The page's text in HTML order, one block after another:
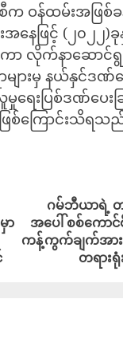
က ဝန်ထမ်းအဖြ
နေဖြင့် (၂၀၂၂)ခု
ာ လိုက်နာဆောင်
ျားမှ နယ်နှင်ဒဏ်ပေ
ရေးပြစ်ဒဏ်ပေး
ကြောင်းသိရသ
ာ
ဂမ်ဘီယာရဲ့
အပေါ် စစ်ကော
ကန့်ကွက်ချက်အား
တရား